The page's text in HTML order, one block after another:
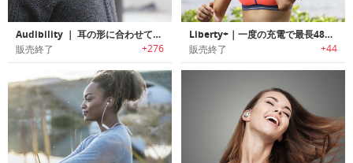
Audibility ｜ 耳の形に合わせてフィットするカスタムイヤホン「オーディビリティ」
販売終了 +276
Liberty+｜一度の充電で最長48時間使用可能なワイヤレスイヤホン「リバティプラス」
販売終了 +44